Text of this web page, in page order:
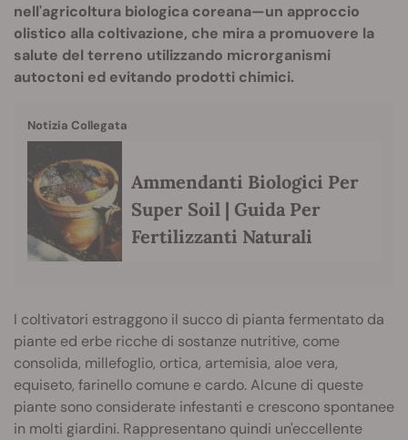
nell'agricoltura biologica coreana—un approccio
olistico alla coltivazione, che mira a promuovere la
salute del terreno utilizzando microrganismi
autoctoni ed evitando prodotti chimici.
Notizia Collegata
Ammendanti Biologici Per
Super Soil | Guida Per
Fertilizzanti Naturali
I coltivatori estraggono il succo di pianta fermentato da
piante ed erbe ricche di sostanze nutritive, come
consolida, millefoglio, ortica, artemisia, aloe vera,
equiseto, farinello comune e cardo. Alcune di queste
piante sono considerate infestanti e crescono spontanee
in molti giardini. Rappresentano quindi un'eccellente